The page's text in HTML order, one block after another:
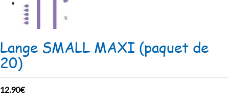
Lange SMALL MAXI (paquet de
20)
12.90€